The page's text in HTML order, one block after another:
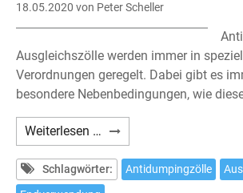
18.05.2020 von Peter Scheller
Ausgleichszölle werden immer in
Verordnungen geregelt. Dabei gibt es
besondere Nebenbedingungen, wie
Weiterlesen … Antidumpingzölle
und
ihre
strafrechtlichen
Schlagwörter: Antidumpingzölle